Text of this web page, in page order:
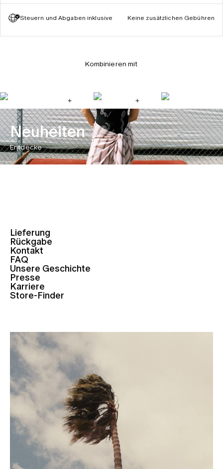
Steuern und Abgaben inklusive Keine zusätzlichen Gebühren
Kombinieren mit
Neuheiten
Entdecke
Lieferung
Rückgabe
Kontakt
FAQ
Unsere Geschichte
Presse
Karriere
Store-Finder